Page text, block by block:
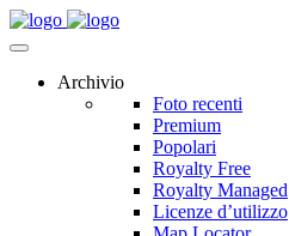
Archivio
Foto recenti
Premium
Popolari
Royalty Free
Royalty Managed
Licenze d’utilizzo